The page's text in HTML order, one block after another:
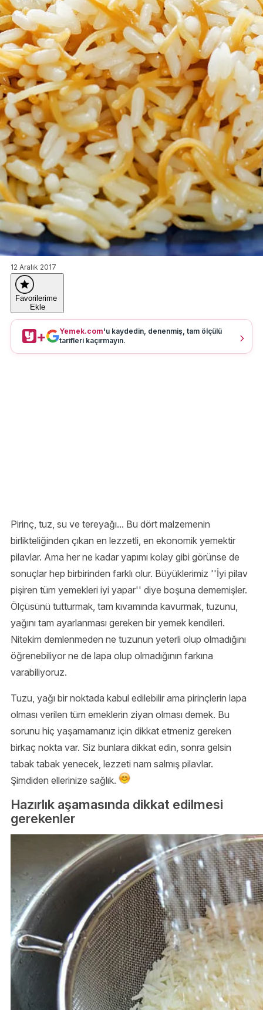
12 Aralık 2017
Favorilerime
Ekle
+ Yemek.com'u kaydedin, denenmiş, tam ölçülü
tarifleri kaçırmayın.
Pirinç, tuz, su ve tereyağı... Bu dört malzemenin
birlikteliğinden çıkan en lezzetli, en ekonomik yemektir
pilavlar. Ama her ne kadar yapımı kolay gibi görünse de
sonuçlar hep birbirinden farklı olur. Büyüklerimiz ''İyi pilav
pişiren tüm yemekleri iyi yapar'' diye boşuna dememişler.
Ölçüsünü tutturmak, tam kıvamında kavurmak, tuzunu,
yağını tam ayarlanması gereken bir yemek kendileri.
Nitekim demlenmeden ne tuzunun yeterli olup olmadığını
öğrenebiliyor ne de lapa olup olmadığının farkına
varabiliyoruz.
Tuzu, yağı bir noktada kabul edilebilir ama pirinçlerin lapa
olması verilen tüm emeklerin ziyan olması demek. Bu
sorunu hiç yaşamamanız için dikkat etmeniz gereken
birkaç nokta var. Siz bunlara dikkat edin, sonra gelsin
tabak tabak yenecek, lezzeti nam salmış pilavlar.
Şimdiden ellerinize sağlık.
Hazırlık aşamasında dikkat edilmesi
gerekenler